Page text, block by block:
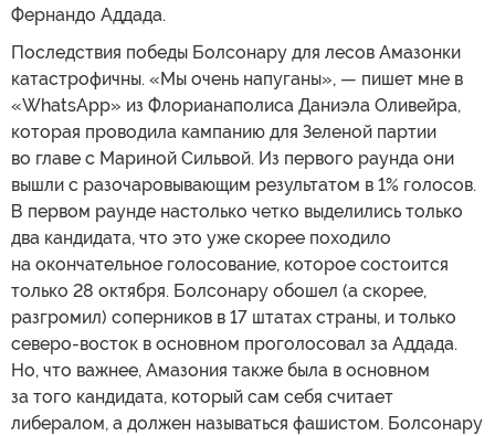
Фернандо Аддада.
Последствия победы Болсонару для лесов Амазонки
катастрофичны. «Мы очень напуганы», — пишет мне в
«WhatsApp» из Флорианаполиса Даниэла Оливейра,
которая проводила кампанию для Зеленой партии
во главе с Мариной Сильвой. Из первого раунда они
вышли с разочаровывающим результатом в 1% голосов.
В первом раунде настолько четко выделились только
два кандидата, что это уже скорее походило
на окончательное голосование, которое состоится
только 28 октября. Болсонару обошел (а скорее,
разгромил) соперников в 17 штатах страны, и только
северо-восток в основном проголосовал за Аддада.
Но, что важнее, Амазония также была в основном
за того кандидата, который сам себя считает
либералом, а должен называться фашистом. Болсонару